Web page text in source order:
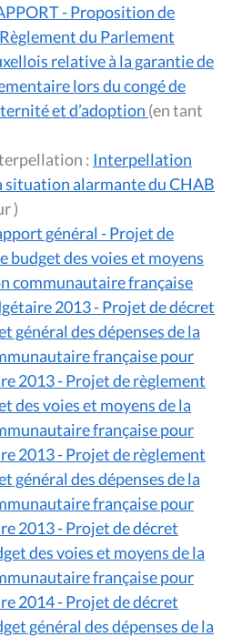
- Proposition de
du Parlement
relative à la garantie de
lors du congé de
et d’adoption (en tant
Interpellation : Interpellation
situation alarmante du CHAB
(en tant qu'auteur )
général - Projet de
budget des voies et moyens
communautaire française
2013 - Projet de décret
général des dépenses de la
française pour
2013 - Projet de règlement
des voies et moyens de la
française pour
2013 - Projet de règlement
général des dépenses de la
française pour
2013 - Projet de décret
des voies et moyens de la
française pour
2014 - Projet de décret
général des dépenses de la